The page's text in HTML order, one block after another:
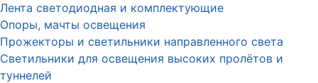
Лента светодиодная и комплектующие
Опоры, мачты освещения
Прожекторы и светильники направленного света
Светильники для освещения высоких пролётов и
туннелей